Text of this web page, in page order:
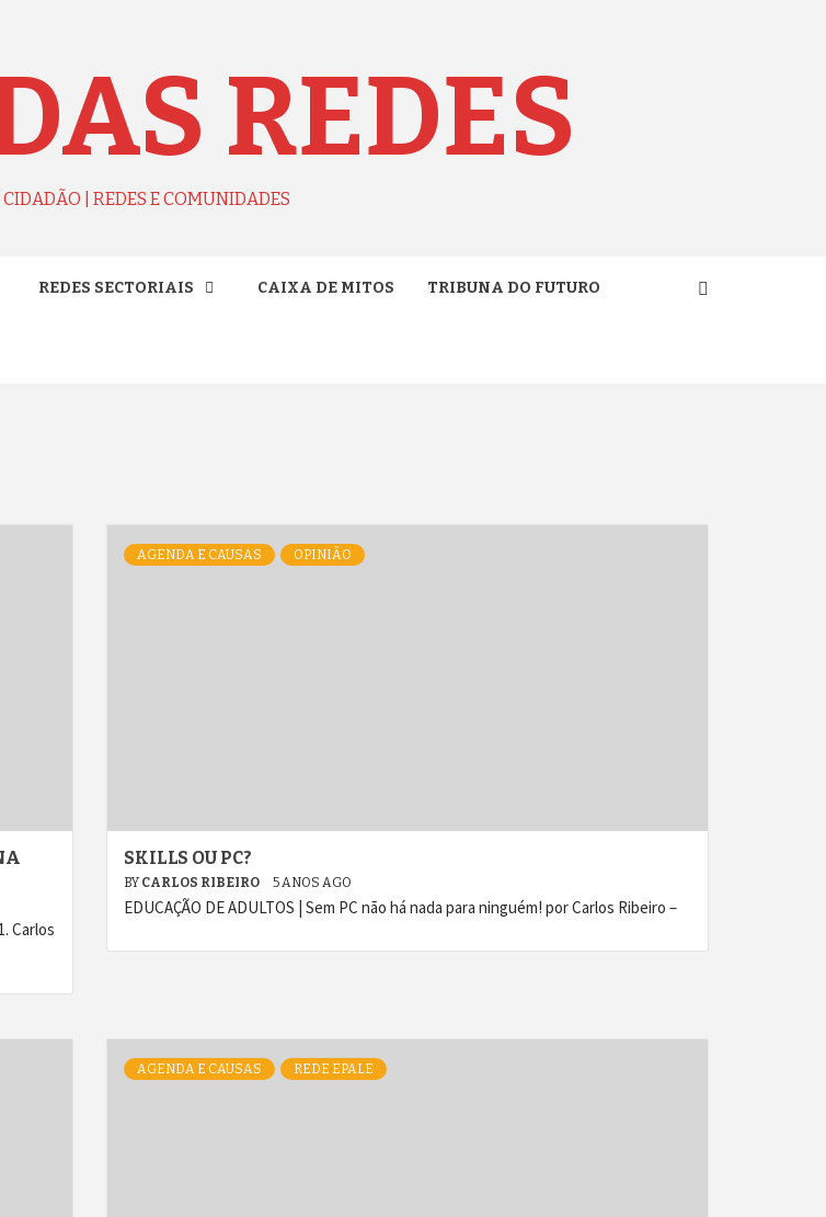
REDES
| REDES E COMUNIDADES
REDES SECTORIAIS CAIXA DE MITOS TRIBUNA DO FUTURO
Carlos
AGENDA E CAUSAS OPINIÃO
SKILLS OU PC?
BY CARLOS RIBEIRO 5 ANOS AGO
EDUCAÇÃO DE ADULTOS | Sem PC não há nada para ninguém! por Carlos Ribeiro –
AGENDA E CAUSAS REDE EPALE